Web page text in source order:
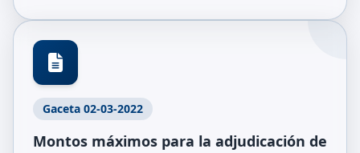
Gaceta 02-03-2022
Montos máximos para la adjudicación de